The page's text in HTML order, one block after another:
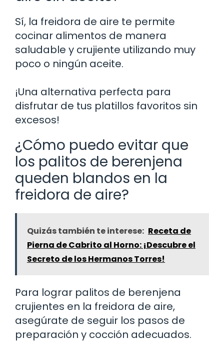
Sí, la freidora de aire te permite
cocinar alimentos de manera
saludable y crujiente utilizando muy
poco o ningún aceite.
¡Una alternativa perfecta para
disfrutar de tus platillos favoritos sin
excesos!
¿Cómo puedo evitar que
los palitos de berenjena
queden blandos en la
freidora de aire?
Quizás también te interese: Receta de
Pierna de Cabrito al Horno: ¡Descubre el
Secreto de los Hermanos Torres!
Para lograr palitos de berenjena
crujientes en la freidora de aire,
asegúrate de seguir los pasos de
preparación y cocción adecuados.